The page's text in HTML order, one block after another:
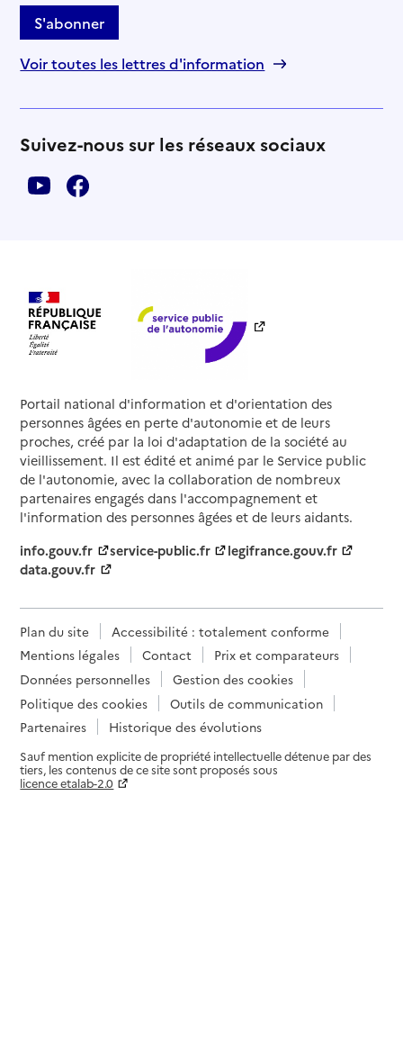
S'abonner
Voir toutes les lettres d'information
Suivez-nous sur les réseaux sociaux
Portail national d'information et d'orientation des
personnes âgées en perte d'autonomie et de leurs
proches, créé par la loi d'adaptation de la société au
vieillissement. Il est édité et animé par le Service public
de l'autonomie, avec la collaboration de nombreux
partenaires engagés dans l'accompagnement et
l'information des personnes âgées et de leurs aidants.
info.gouv.fr
service-public.fr
legifrance.gouv.fr
data.gouv.fr
Plan du site
Accessibilité : totalement conforme
Mentions légales
Contact
Prix et comparateurs
Données personnelles
Gestion des cookies
Politique des cookies
Outils de communication
Partenaires
Historique des évolutions
Sauf mention explicite de propriété intellectuelle détenue par des
tiers, les contenus de ce site sont proposés sous
licence etalab-2.0